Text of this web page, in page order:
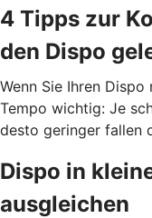
4 Tipps zur
den Dispo
Wenn Sie Ihren
Tempo wichtig: Je
desto geringer fallen
Dispo in
ausgleichen